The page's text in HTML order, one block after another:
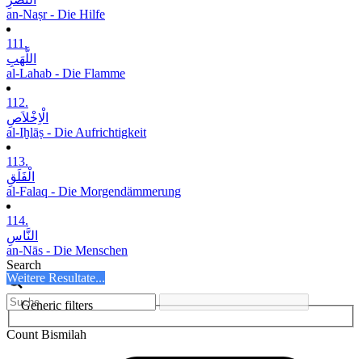
an-Naṣr - Die Hilfe
111.
اللَّھَبِ
al-Lahab - Die Flamme
112.
الْاِخْلاَصِ
al-Iḫlāṣ - Die Aufrichtigkeit
113.
الْفَلَقِ
al-Falaq - Die Morgendämmerung
114.
النَّاسِ
an-Nās - Die Menschen
Search
Weitere Resultate...
Generic filters
Count Bismilah